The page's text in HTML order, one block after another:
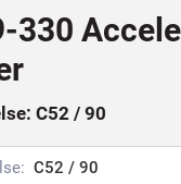
330
C52 / 90
C52 / 90